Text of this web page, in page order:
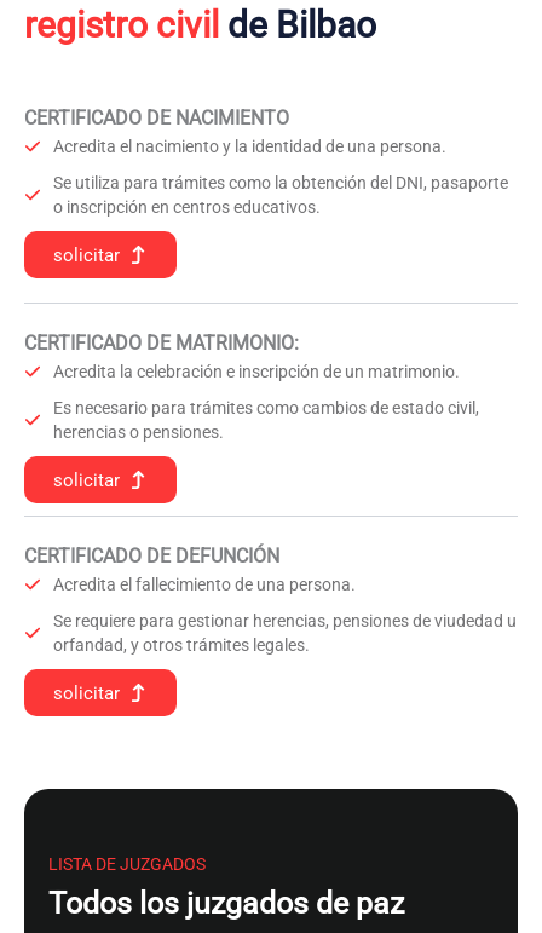
registro civil de Bilbao
CERTIFICADO DE NACIMIENTO
Acredita el nacimiento y la identidad de una persona.
Se utiliza para trámites como la obtención del DNI, pasaporte
o inscripción en centros educativos.
solicitar
CERTIFICADO DE MATRIMONIO:
Acredita la celebración e inscripción de un matrimonio.
Es necesario para trámites como cambios de estado civil,
herencias o pensiones.
solicitar
CERTIFICADO DE DEFUNCIÓN
Acredita el fallecimiento de una persona.
Se requiere para gestionar herencias, pensiones de viudedad u
orfandad, y otros trámites legales.
solicitar
LISTA DE JUZGADOS
Todos los juzgados de paz